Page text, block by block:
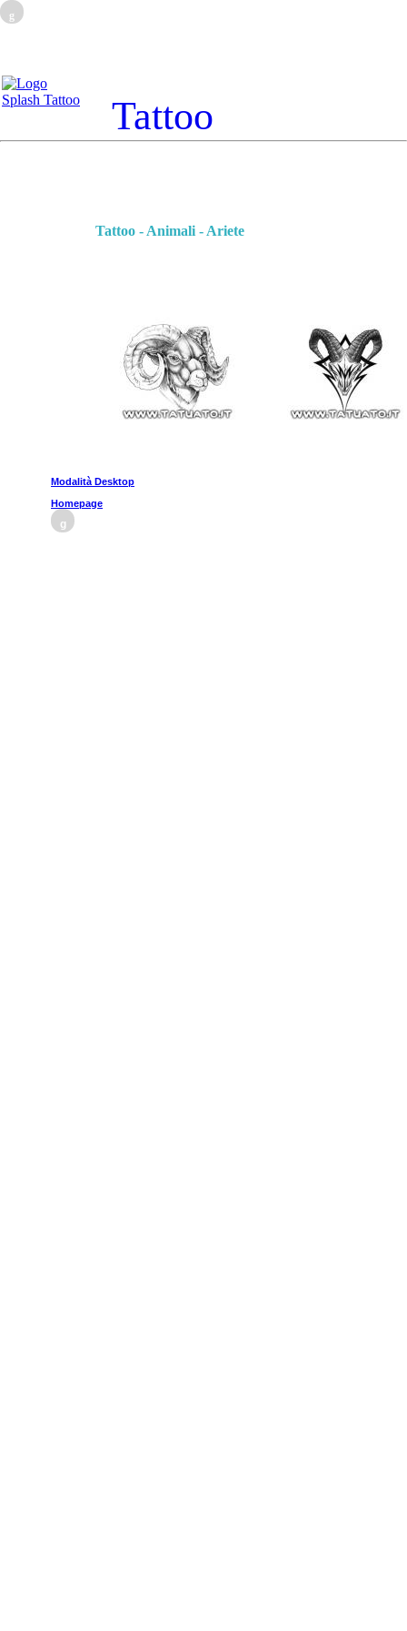
g
Tattoo
Tattoo - Animali - Ariete
Modalità Desktop
Homepage
g